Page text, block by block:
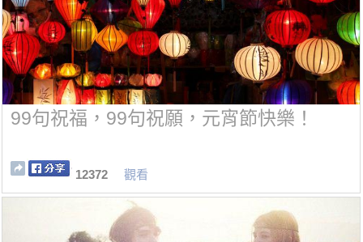
99句祝福，99句祝願，元宵節快樂！
12372 觀看